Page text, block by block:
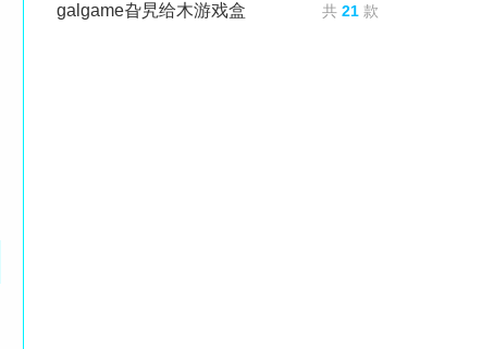
galgame旮旯给木游戏盒 共 21 款